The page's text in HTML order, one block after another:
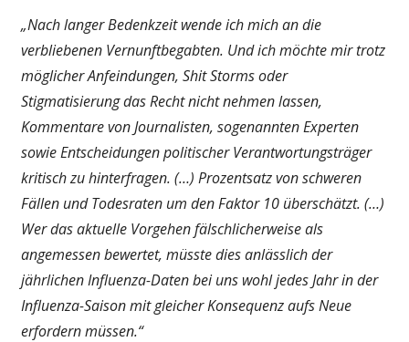
„Nach langer Bedenkzeit wende ich mich an die
verbliebenen Vernunftbegabten. Und ich möchte mir trotz
möglicher Anfeindungen, Shit Storms oder
Stigmatisierung das Recht nicht nehmen lassen,
Kommentare von Journalisten, sogenannten Experten
sowie Entscheidungen politischer Verantwortungsträger
kritisch zu hinterfragen. (…) Prozentsatz von schweren
Fällen und Todesraten um den Faktor 10 überschätzt. (…)
Wer das aktuelle Vorgehen fälschlicherweise als
angemessen bewertet, müsste dies anlässlich der
jährlichen Influenza-Daten bei uns wohl jedes Jahr in der
Influenza-Saison mit gleicher Konsequenz aufs Neue
erfordern müssen.“